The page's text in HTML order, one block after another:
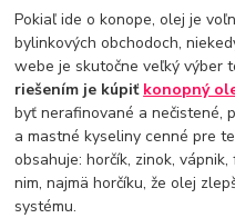
Pokiaľ ide o konope, olej je
bylinkových obchodoch,
webe je skutočne veľký výber
riešením je kúpiť konopný
byť nerafinované a nečistené,
a mastné kyseliny cenné pre
obsahuje: horčík, zinok,
nim, najmä horčíku, že olej
systému.